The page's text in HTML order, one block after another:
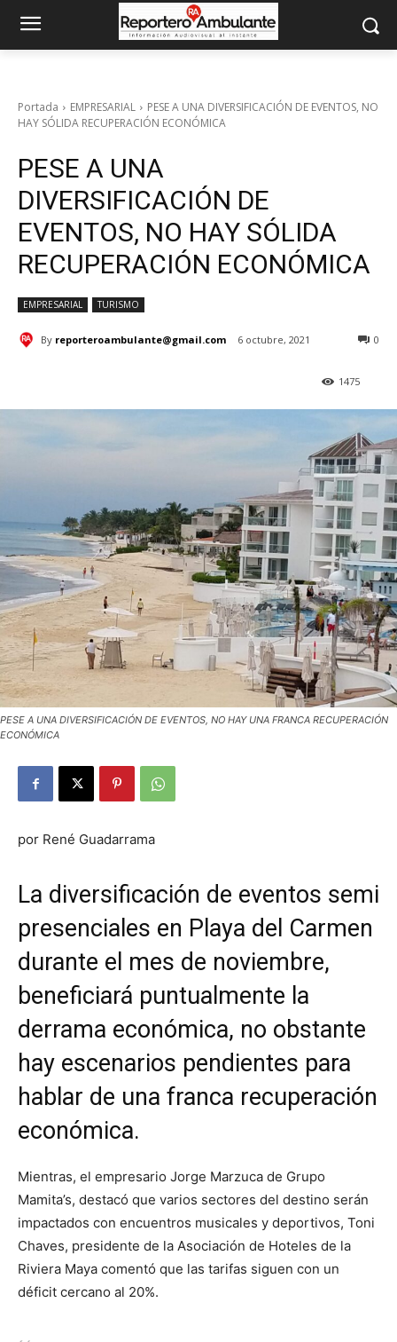
Portada EMPRESARIAL
PESE A UNA DIVERSIFICACIÓN DE EVENTOS, NO
HAY SÓLIDA RECUPERACIÓN ECONÓMICA
PESE A UNA
DIVERSIFICACIÓN DE
EVENTOS, NO HAY SÓLIDA
RECUPERACIÓN ECONÓMICA
EMPRESARIAL TURISMO
By reporteroambulante@gmail.com 6 octubre, 2021 0
1475
PESE A UNA DIVERSIFICACIÓN DE EVENTOS, NO HAY UNA FRANCA RECUPERACIÓN
ECONÓMICA
por René Guadarrama
La diversificación de eventos semi
presenciales en Playa del Carmen
durante el mes de noviembre,
beneficiará puntualmente la
derrama económica, no obstante
hay escenarios pendientes para
hablar de una franca recuperación
económica.
Mientras, el empresario Jorge Marzuca de Grupo
Mamita’s, destacó que varios sectores del destino serán
impactados con encuentros musicales y deportivos, Toni
Chaves, presidente de la Asociación de Hoteles de la
Riviera Maya comentó que las tarifas siguen con un
déficit cercano al 20%.